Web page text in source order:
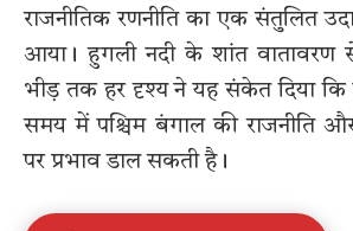
राजनीतिक रणनीति का एक संतुलित
आया। हुगली नदी के शांत वातावरण
भीड़ तक हर दृश्य ने यह संकेत दिया कि
समय में पश्चिम बंगाल की राजनीति
पर प्रभाव डाल सकती है।